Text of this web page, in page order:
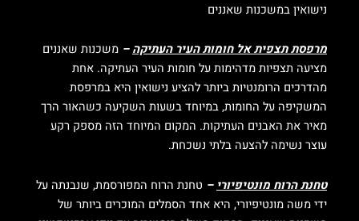
נישואין במשכנות שאננים
מרפסת תצפית אל חומות העיר העתיקה– משכנות שאננים
מציעה תצפיות מדהימות על חומות העיר העתיקה. אחת
מהדרכים הרומנטיות ביותר להציע נישואין היא במרפסת
המשקיפה על החומות, במיוחד בשעות השקיעה כשהאור הרך
מאיר את האבנים העתיקות. המקום המיוחד הזה מספק רקע
עוצר נשימה להצעה בלתי נשכחת.
טחנת הרוח מונטיפיורי – טחנת הרוח המפורסמת, שנבנתה על
ידי משה מונטיפיורי, היא אחד הסמלים המוכרים ביותר של